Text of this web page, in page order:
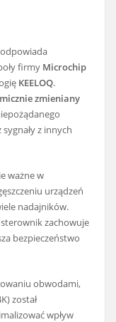
firmy Microchip
KEELOQ.
zmieniany
z innych
ważne w
urządzeń
nadajników.
sterownik zachowuje
bezpieczeństwo
obwodami,
został
wpływ